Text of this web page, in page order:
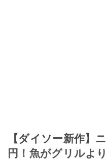
【ダイソー新作】
円！魚がグリルよ